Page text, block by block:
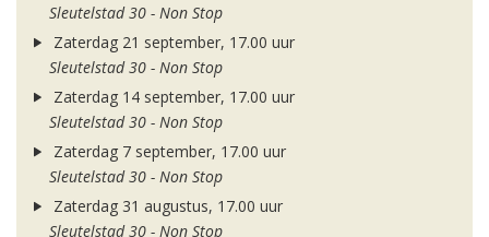
Sleutelstad 30 - Non Stop
Zaterdag 21 september, 17.00 uur
Sleutelstad 30 - Non Stop
Zaterdag 14 september, 17.00 uur
Sleutelstad 30 - Non Stop
Zaterdag 7 september, 17.00 uur
Sleutelstad 30 - Non Stop
Zaterdag 31 augustus, 17.00 uur
Sleutelstad 30 - Non Stop